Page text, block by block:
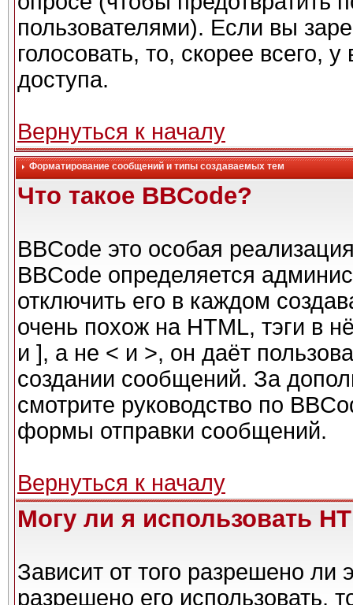
пользователями). Если вы
голосовать, то, скорее всего,
доступа.
Вернуться к началу
Форматирование сообщений и типы создаваемых тем
Что такое BBCode?
BBCode это особая
BBCode определяется
отключить его в каждом
очень похож на HTML, тэги в
и ], а не < и >, он даёт
создании сообщений. За
смотрите руководство по
формы отправки сообщений.
Вернуться к началу
Могу ли я использовать
Зависит от того разрешено ли
разрешено его использовать,